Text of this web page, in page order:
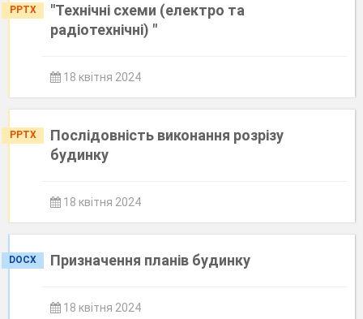
PPTX
"Технічні схеми (електро та
радіотехнічні) "
18 квітня 2024
PPTX
Послідовність виконання розрізу
будинку
18 квітня 2024
DOCX Призначення планів будинку
18 квітня 2024